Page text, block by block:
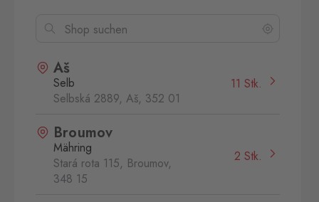
Aš
Selb
Selbská 2889, Aš, 352 01
11 Stk.
Broumov
Mähring
Stará rota 115, Broumov,
348 15
2 Stk.